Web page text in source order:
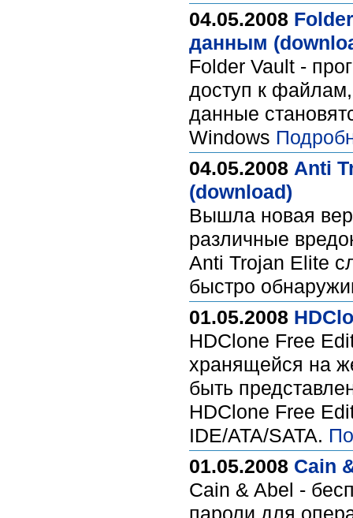
04.05.2008
данным
Folder Vault -
доступ к
данные
Windows
04.05.2008 Anti
(download)
Вышла новая
различные
Anti Trojan Elite
быстро
01.05.2008
HDClone Free
хранящейся на
быть
HDClone Free
IDE/ATA/SATA.
01.05.2008 Cain
Cain & Abel -
пароли для